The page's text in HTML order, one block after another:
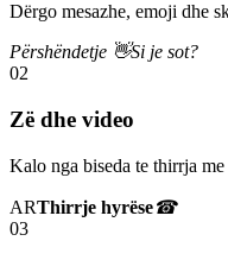
Dërgo mesazhe, emoji dhe
Përshëndetje 👋Si je sot?
02
Zë dhe video
Kalo nga biseda te thirrja
ARThirrje hyrëse☎
03